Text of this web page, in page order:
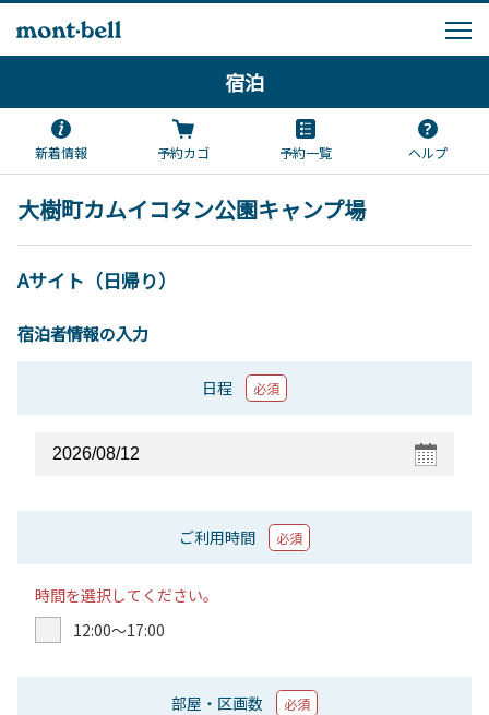
宿泊
新着情報 予約カゴ 予約一覧 ヘルプ
大樹町カムイコタン公園キャンプ場
Aサイト（日帰り）
宿泊者情報の入力
日程 必須
ご利用時間 必須
時間を選択してください。
12:00〜17:00
部屋・区画数 必須